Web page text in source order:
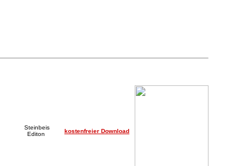
Steinbeis
Editon
kostenfreier Download